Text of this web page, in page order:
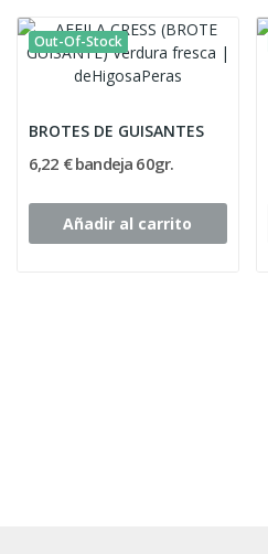
Out-Of-Stock
BROTES DE GUISANTES
6,22 € bandeja 60gr.
Añadir al carrito